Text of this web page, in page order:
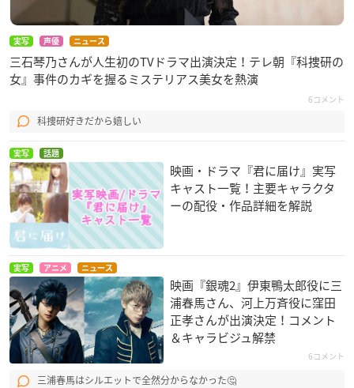
実写 声優 ニュース
三石琴乃さんが人生初のTVドラマ出演決定！テレ朝『科捜研の
女』事件のカギを握るミステリアス美女を熱演
6コメント
科捜研好きだから嬉しい
実写 話題
映画・ドラマ『君に届け』実写
キャスト一覧！主要キャラクタ
ーの配役・作品詳細を解説
実写 アニメ ニュース
映画『銀魂2』伊東鴨太郎役に三
浦春馬さん、河上万斉役に窪田
正孝さんが出演決定！コメント
＆キャラビジュ解禁
6コメント
三浦春馬はシルエットで全然分からなかった🤔